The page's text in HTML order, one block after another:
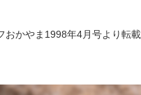
おかやま1998年4月号より転載